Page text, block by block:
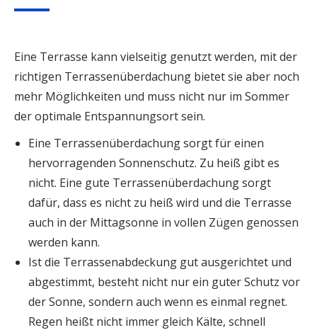
Eine Terrasse kann vielseitig genutzt werden, mit der
richtigen Terrassenüberdachung bietet sie aber noch
mehr Möglichkeiten und muss nicht nur im Sommer
der optimale Entspannungsort sein.
Eine Terrassenüberdachung sorgt für einen
hervorragenden Sonnenschutz. Zu heiß gibt es
nicht. Eine gute Terrassenüberdachung sorgt
dafür, dass es nicht zu heiß wird und die Terrasse
auch in der Mittagsonne in vollen Zügen genossen
werden kann.
Ist die Terrassenabdeckung gut ausgerichtet und
abgestimmt, besteht nicht nur ein guter Schutz vor
der Sonne, sondern auch wenn es einmal regnet.
Regen heißt nicht immer gleich Kälte, schnell